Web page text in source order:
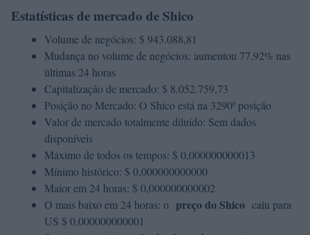
Estatísticas de mercado de Shico
Volume de negócios: $ 943.088,81
Mudança no volume de negócios: aumentou 77,92% nas
últimas 24 horas
Capitalização de mercado: $ 8.052.759,73
Posição no Mercado: O Shico está na 3290ª posição
Valor de mercado totalmente diluído: Sem dados
disponíveis
Máximo de todos os tempos: $ 0,000000000013
Mínimo histórico: $ 0,000000000000
Maior em 24 horas: $ 0,000000000002
O mais baixo em 24 horas: o preço do Shico caiu para
US $ 0,000000000001